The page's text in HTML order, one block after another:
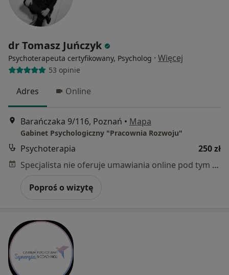
dr Tomasz Juńczyk
Psychoterapeuta certyfikowany, Psycholog · Więcej
53 opinie
Adres Online
Barańczaka 9/116, Poznań • Mapa
Gabinet Psychologiczny "Pracownia Rozwoju"
Psychoterapia
250 zł
Specjalista nie oferuje umawiania online pod tym adresem.
Poproś o wizytę